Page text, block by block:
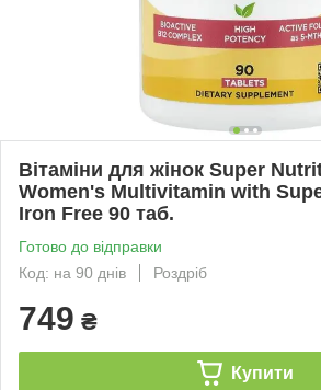
Вітаміни для жінок Super
Women's Multivitamin with
Iron Free 90 таб.
Готово до відправки
Код: на 90 днів
Роздріб
749 ₴
Купити